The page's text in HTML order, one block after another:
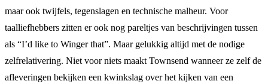
maar ook twijfels, tegenslagen en technische malheur. Voor
taalliefhebbers zitten er ook nog pareltjes van beschrijvingen tussen
als “I’d like to Winger that”. Maar gelukkig altijd met de nodige
zelfrelativering. Niet voor niets maakt Townsend wanneer ze zelf de
afleveringen bekijken een kwinkslag over het kijken van een